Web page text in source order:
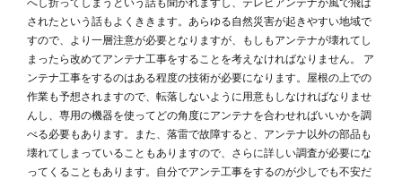
されたという話もよくききます。あらゆる自然災害が起きやすい地域で
すので、より一層注意が必要となりますが、もしもアンテナが壊れてし
まったら改めてアンテナ工事をすることを考えなければなりません。 ア
ンテナ工事をするのはある程度の技術が必要になります。屋根の上での
作業も予想されますので、転落しないように用意もしなければなりませ
んし、専用の機器を使ってどの角度にアンテナを合わせればいいかを調
べる必要もあります。また、落雷で故障すると、アンテナ以外の部品も
壊れてしまっていることもありますので、さらに詳しい調査が必要にな
ってくることもあります。自分でアンテ工事をするのが少しでも不安だ